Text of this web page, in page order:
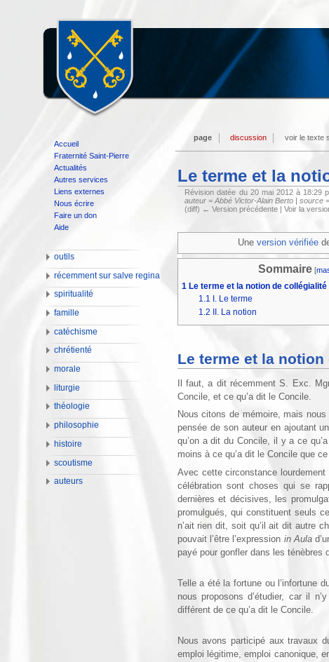
Le terme et la
Révision datée du 20 mai 2012 à 18:29
auteur = Abbé Victor-Alain Berto | source
(diff) ← Version précédente | Voir la
Une version vérifiée
Sommaire[
1 Le terme et la notion de collégialité
1.1 I. Le terme
1.2
II. La notion
Le terme et la
Il faut, a dit récemment S. Exc.
Concile, et ce qu’a dit le Concile.
Nous citons de mémoire, mais
pensée de son auteur en ajoutant
qu’on a dit du Concile, il y a ce
moins à ce qu’a dit le Concile que
Avec cette circonstance
célébration sont choses qui se
dernières et décisives, les
promulgués, qui constituent seuls
n’ait rien dit, soit qu’il ait dit autre
pouvait l’être l’expression in Aula
payé pour gonfler dans les ténèbres
Telle a été la fortune ou l’infortune
nous proposons d’étudier, car il
différent de ce qu’a dit le Concile.
Nous avons participé aux travaux
emploi légitime, emploi canonique,
page discussion voir le texte
Accueil
Fraternité Saint-Pierre
Actualités
Autres services
Liens externes
Nous écrire
Faire un don
Aide
outils
récemment sur salve regina
spiritualité
famille
catéchisme
chrétienté
morale
liturgie
théologie
philosophie
histoire
scoutisme
auteurs